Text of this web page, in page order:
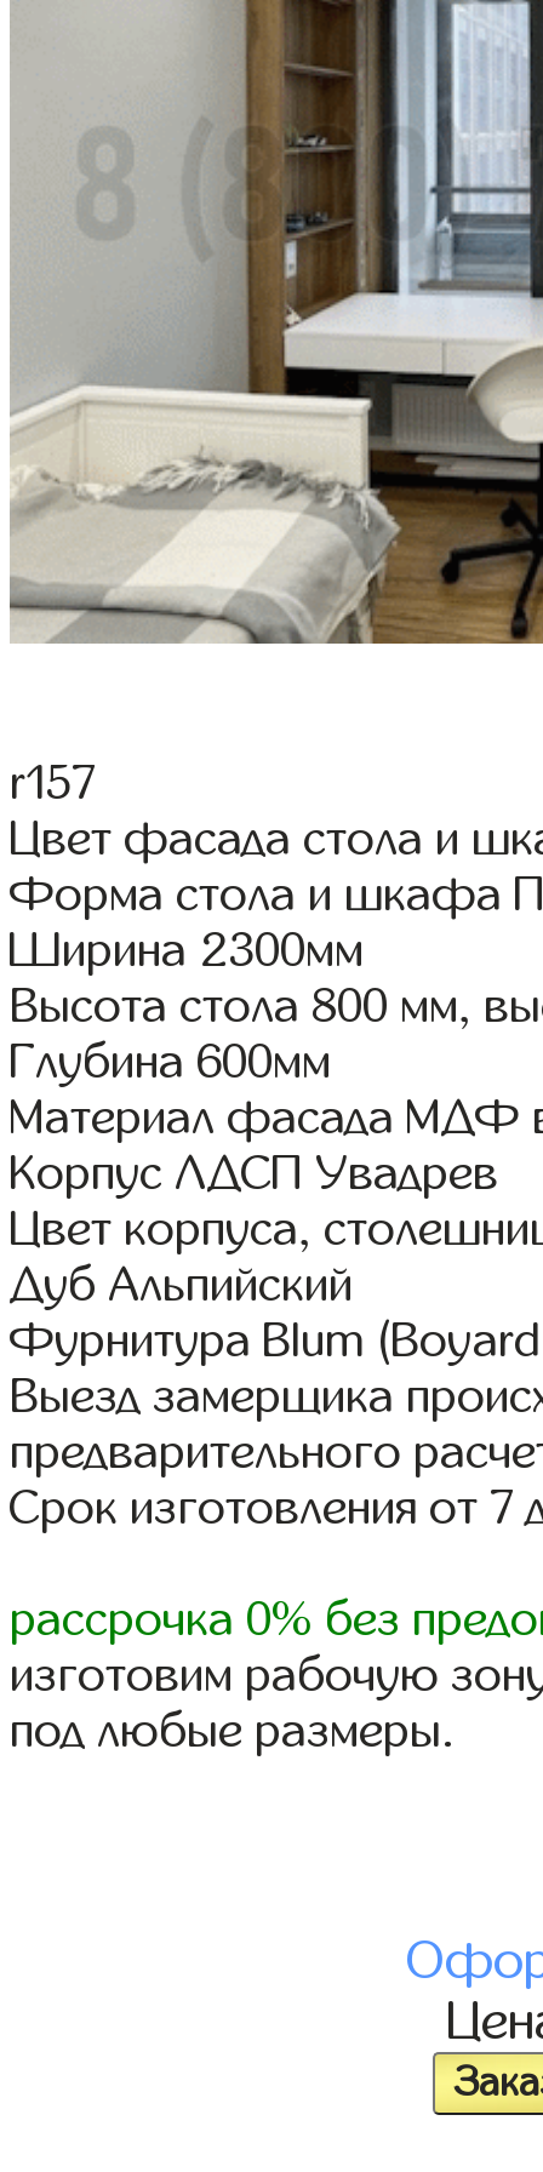
r157
Цвет фасада стола и
Форма стола и шкафа
Ширина 2300мм
Высота стола 800 мм,
Глубина 600мм
Материал фасада МДФ
Корпус ЛДСП Увадрев
Цвет корпуса,
Дуб Альпийский
Фурнитура Blum
Выезд замерщика
предварительного
Срок изготовления от 7
рассрочка 0% без
изготовим рабочую
под любые размеры.